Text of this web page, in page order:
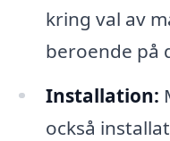
kring val av
beroende på
Installation:
också